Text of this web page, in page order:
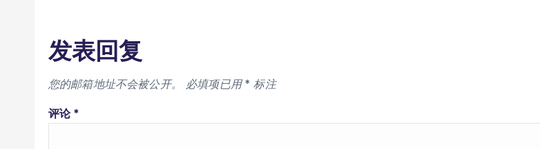
发表回复
您的邮箱地址不会被公开。 必填项已用* 标注
评论*